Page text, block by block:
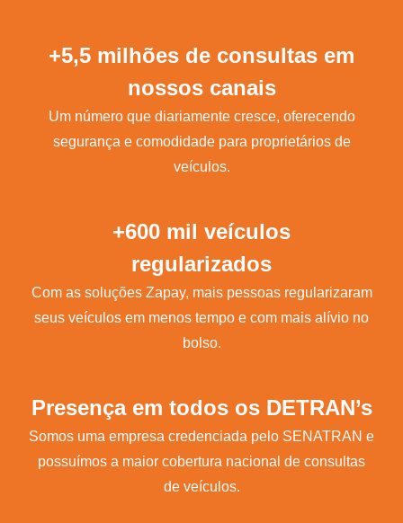
+5,5 milhões de consultas em
nossos canais
Um número que diariamente cresce, oferecendo
segurança e comodidade para proprietários de
veículos.
+600 mil veículos
regularizados
Com as soluções Zapay, mais pessoas regularizaram
seus veículos em menos tempo e com mais alívio no
bolso.
Presença em todos os DETRAN’s
Somos uma empresa credenciada pelo SENATRAN e
possuímos a maior cobertura nacional de consultas
de veículos.